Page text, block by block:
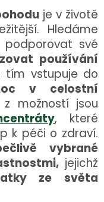
je v životě
Hledáme
své
používání
vstupuje do
v celostní
možností jsou
, které
k péči o zdraví.
vybrané
jejichž
ze světa